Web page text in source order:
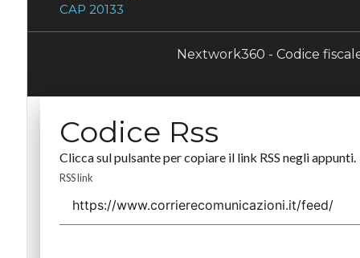
CAP 20133
Nextwork360 - Codice
Codice Rss
Clicca sul pulsante per copiare il link RSS negli appunti.
RSS link